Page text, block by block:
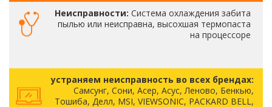
Неисправности: Система охлаждения забита
пылью или неисправна, высохшая термопаста
на процессоре
устраняем неисправность во всех брендах:
Самсунг, Сони, Асер, Асус, Леново, Бенкью,
Тошиба, Делл, MSI, VIEWSONIC, PACKARD BELL,